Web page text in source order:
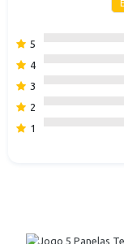
5
4
3
2
1